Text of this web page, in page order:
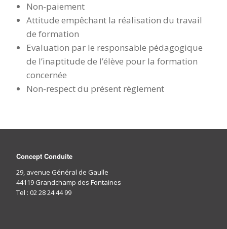
Non-paiement
Attitude empêchant la réalisation du travail
de formation
Evaluation par le responsable pédagogique
de l’inaptitude de l’élève pour la formation
concernée
Non-respect du présent règlement
Concept Conduite
29, avenue Général de Gaulle
44119 Grandchamp des Fontaines
Tel : 02 28 24 44 99